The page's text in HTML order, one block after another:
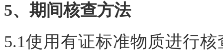
5、期间核查方法
5.1使用有证标准物质进行